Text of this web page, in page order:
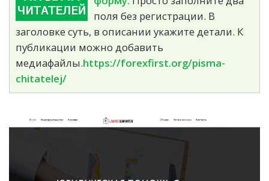
поля без регистрации. В
заголовке суть, в описании укажите детали. К
публикации можно добавить
медиафайлы.https://forexfirst.org/pisma-
chitatelej/